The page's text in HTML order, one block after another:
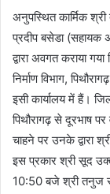
अनुपस्थित कार्मिक
प्रदीप बसेडा (सहायक
द्वारा अवगत कराया
निर्माण विभाग,
इसी कार्यालय में हैं।
पिथौरागढ़ से दूरभाष
चाहने पर उनके द्वारा
इस प्रकार श्री सूद
10:50 बजे श्री तनुज